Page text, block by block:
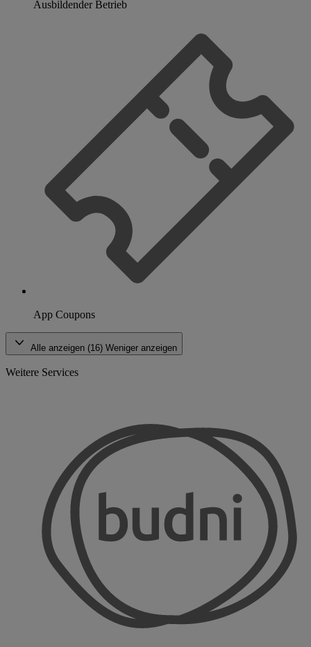
Ausbildender Betrieb
App Coupons
Alle anzeigen (16) Weniger anzeigen
Weitere Services